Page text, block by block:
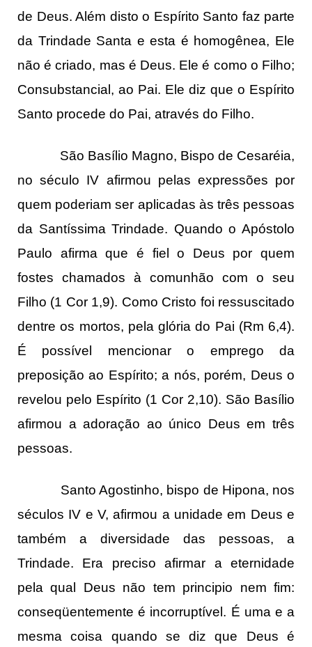
de Deus. Além disto o Espírito Santo faz parte
da Trindade Santa e esta é homogênea, Ele
não é criado, mas é Deus. Ele é como o Filho;
Consubstancial, ao Pai. Ele diz que o Espírito
Santo procede do Pai, através do Filho.
São Basílio Magno, Bispo de Cesaréia,
no século IV afirmou pelas expressões por
quem poderiam ser aplicadas às três pessoas
da Santíssima Trindade. Quando o Apóstolo
Paulo afirma que é fiel o Deus por quem
fostes chamados à comunhão com o seu
Filho (1 Cor 1,9). Como Cristo foi ressuscitado
dentre os mortos, pela glória do Pai (Rm 6,4).
É possível mencionar o emprego da
preposição ao Espírito; a nós, porém, Deus o
revelou pelo Espírito (1 Cor 2,10). São Basílio
afirmou a adoração ao único Deus em três
pessoas.
Santo Agostinho, bispo de Hipona, nos
séculos IV e V, afirmou a unidade em Deus e
também a diversidade das pessoas, a
Trindade. Era preciso afirmar a eternidade
pela qual Deus não tem principio nem fim:
conseqüentemente é incorruptível. É uma e a
mesma coisa quando se diz que Deus é